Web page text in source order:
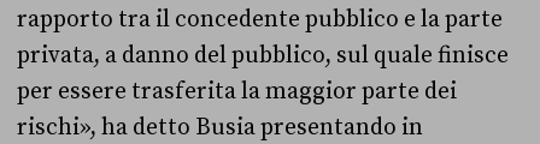
rapporto tra il concedente pubblico e la parte
privata, a danno del pubblico, sul quale finisce
per essere trasferita la maggior parte dei
rischi», ha detto Busia presentando in